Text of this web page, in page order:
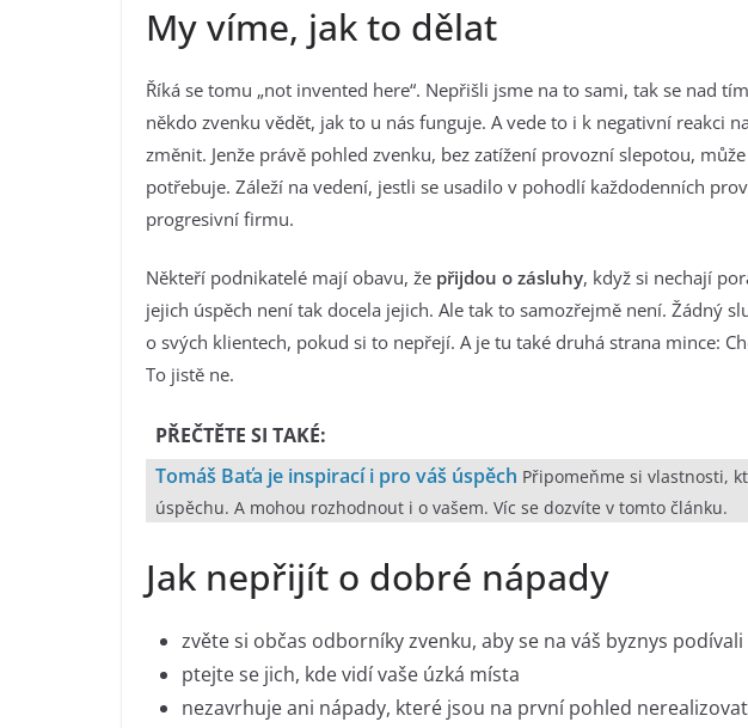
My víme, jak to dělat
Říká se tomu „not invented here“. Nepřišli jsme na to sami, tak se nad
někdo zvenku vědět, jak to u nás funguje. A vede to i k negativní reakci
změnit. Jenže právě pohled zvenku, bez zatížení provozní slepotou,
potřebuje. Záleží na vedení, jestli se usadilo v pohodlí každodenních
progresivní firmu.
Někteří podnikatelé mají obavu, že přijdou o zásluhy, když si nechají
jejich úspěch není tak docela jejich. Ale tak to samozřejmě není. Žádný
o svých klientech, pokud si to nepřejí. A je tu také druhá strana mince:
To jistě ne.
PŘEČTĚTE SI TAKÉ:
Tomáš Baťa je inspirací i pro váš úspěch Připomeňme si vlastnosti,
úspěchu. A mohou rozhodnout i o vašem. Víc se dozvíte v tomto článku.
Jak nepřijít o dobré nápady
zvěte si občas odborníky zvenku, aby se na váš byznys
ptejte se jich, kde vidí vaše úzká místa
nezavrhuje ani nápady, které jsou na první pohled